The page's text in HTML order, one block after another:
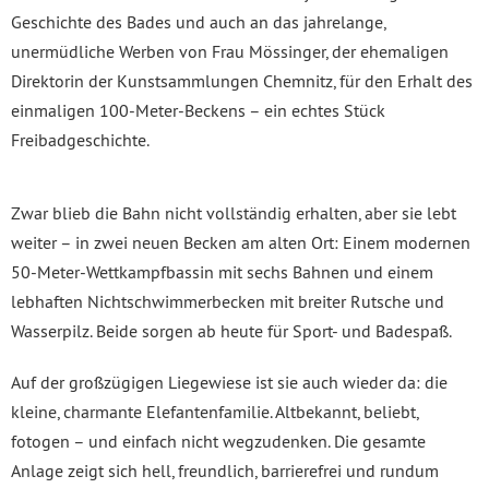
Geschichte des Bades und auch an das jahrelange,
unermüdliche Werben von Frau Mössinger, der ehemaligen
Direktorin der Kunstsammlungen Chemnitz, für den Erhalt des
einmaligen 100-Meter-Beckens – ein echtes Stück
Freibadgeschichte.
Zwar blieb die Bahn nicht vollständig erhalten, aber sie lebt
weiter – in zwei neuen Becken am alten Ort: Einem modernen
50-Meter-Wettkampfbassin mit sechs Bahnen und einem
lebhaften Nichtschwimmerbecken mit breiter Rutsche und
Wasserpilz. Beide sorgen ab heute für Sport- und Badespaß.
Auf der großzügigen Liegewiese ist sie auch wieder da: die
kleine, charmante Elefantenfamilie. Altbekannt, beliebt,
fotogen – und einfach nicht wegzudenken. Die gesamte
Anlage zeigt sich hell, freundlich, barrierefrei und rundum